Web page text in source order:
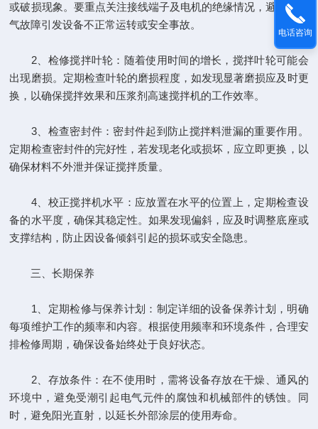
或破损现象。要重点关注接线端子及电机的绝缘情况，避免因电
气故障引发设备不正常运转或安全事故。
2、检修搅拌叶轮：随着使用时间的增长，搅拌叶轮可能会
出现磨损。定期检查叶轮的磨损程度，如发现显著磨损应及时更
换，以确保搅拌效果和压浆剂高速搅拌机的工作效率。
3、检查密封件：密封件起到防止搅拌料泄漏的重要作用。
定期检查密封件的完好性，若发现老化或损坏，应立即更换，以
确保材料不外泄并保证搅拌质量。
4、校正搅拌机水平：应放置在水平的位置上，定期检查设
备的水平度，确保其稳定性。如果发现偏斜，应及时调整底座或
支撑结构，防止因设备倾斜引起的损坏或安全隐患。
三、长期保养
1、定期检修与保养计划：制定详细的设备保养计划，明确
每项维护工作的频率和内容。根据使用频率和环境条件，合理安
排检修周期，确保设备始终处于良好状态。
2、存放条件：在不使用时，需将设备存放在干燥、通风的
环境中，避免受潮引起电气元件的腐蚀和机械部件的锈蚀。同
时，避免阳光直射，以延长外部涂层的使用寿命。
电话咨询